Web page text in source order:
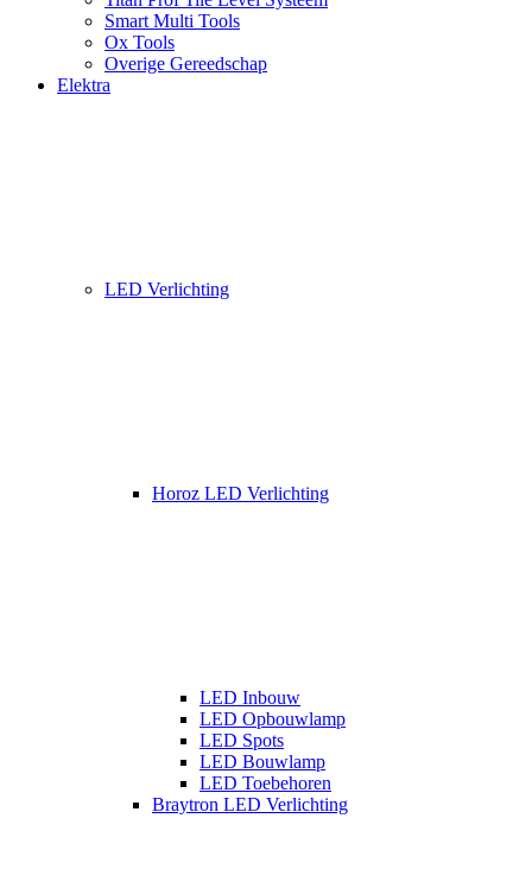
Smart Multi Tools
Ox Tools
Overige Gereedschap
Elektra
LED Verlichting
Horoz LED Verlichting
LED Inbouw
LED Opbouwlamp
LED Spots
LED Bouwlamp
LED Toebehoren
Braytron LED Verlichting